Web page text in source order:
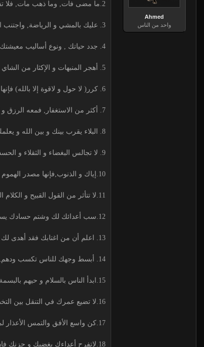
Ahmed
واحد من الناس
2.ما مضى فات, وما ذهب مات, فلا تفكر فيما مضى, فقد ذهب و انقضى .
3. عليك بالمشي و الرياضة, واجتنب الكسل و الخمول , واهجر الفراغ و البطالة.
4. جدد حياتك , ونوع أساليب معيشتك, وغير من الروتين الذي تعيشه .
5. أهجر المنبهات و الإكثار من الشاي و القهوة, واحذر التدخين و الشيشة و غيرها .
6. كرر( لا حول و لاقوة إلا بالله) فإنها تشرح البال , وتصلح الحال, وتحمل بها الأثقال, وترضى ذا الجلال.
7. أكثر من الاستغفار, فمعه الرزق و الفرج و الذرية و العلم النافع و التيسير و حط الخطايا.
8. البلاء يقرب بينك و بين الله و يعلمك الدعاء ويذهب عنك الكبر و العجب و الفخر .
9. لا تجالس البغضاء و الثقلاء و الحسدة فإنهم حمى الروح, وهم حملة الأحزان.
10.إياك و الذنوب,فإنها مصدر الهموم والأحزان و هي سبب النكبات و باب المصائب والأزمات.
11.لا تتأثر من القول القبيح و الكلام السيئ الذي يقال فيك فإنه يؤذي قائله ولا يؤذيك.
12.سب أعدائك لك وشتم حسادك يساوي قيمتك لأنك أصبحت شيئا ً مذكورا ًورجلاً مهماً.
13. اعلم أن من اغتابك فقد أهدى لك حسناته و حط من سيئاتك وجعلك مشهورا ً وهذه نعمة.
14. أبسط وجهك للناس تكسب ودهم, وألن لهم الكلام يحبوك, وتواضع لهم يجلوك.
15.ابدأ الناس بالسلام و حيهم بالبسمة وأعرهم الاهتمام لتكن حبيباً إلى قلوبهم قريباً منهم.
16.لا تضيع عمرك في التنقل بين التخصصات و الوظائف و المهن, فإن معنى هذا أنك لم تنجح في شيء.
17.كن واسع الأفق والتمس الأعذار لمن أساء إليك لتعش في سكينة و هدوء, وإياك و محاولة الانتقام.
18.لاتفرح أعداءك بغضبك و حزنك فإن هذا ما يريدون, فلا تحقق أمنيتهم الغالية في تعكير حياتك.